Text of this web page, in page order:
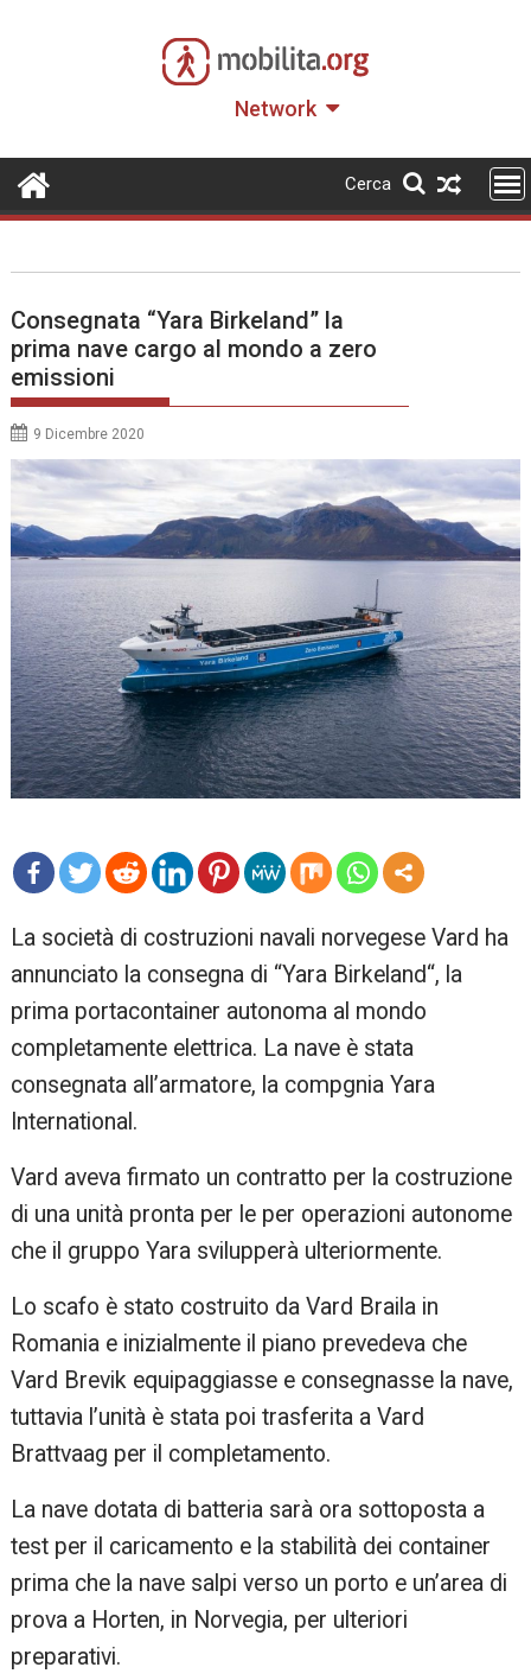
Network
Cerca
Consegnata “Yara Birkeland” la
prima nave cargo al mondo a zero
emissioni
9 Dicembre 2020
re
La società di costruzioni navali norvegese Vard ha
annunciato la consegna di “Yara Birkeland“, la
prima portacontainer autonoma al mondo
completamente elettrica. La nave è stata
consegnata all’armatore, la compgnia Yara
International.
Vard aveva firmato un contratto per la costruzione
di una unità pronta per le per operazioni autonome
che il gruppo Yara svilupperà ulteriormente.
Lo scafo è stato costruito da Vard Braila in
Romania e inizialmente il piano prevedeva che
Vard Brevik equipaggiasse e consegnasse la nave,
tuttavia l’unità è stata poi trasferita a Vard
Brattvaag per il completamento.
La nave dotata di batteria sarà ora sottoposta a
test per il caricamento e la stabilità dei container
prima che la nave salpi verso un porto e un’area di
prova a Horten, in Norvegia, per ulteriori
preparativi.